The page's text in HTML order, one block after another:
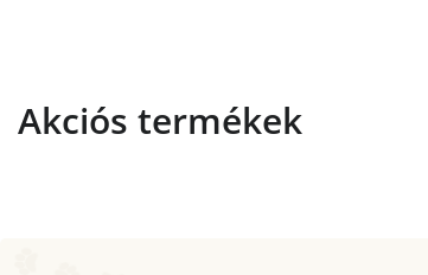
Akciós termékek